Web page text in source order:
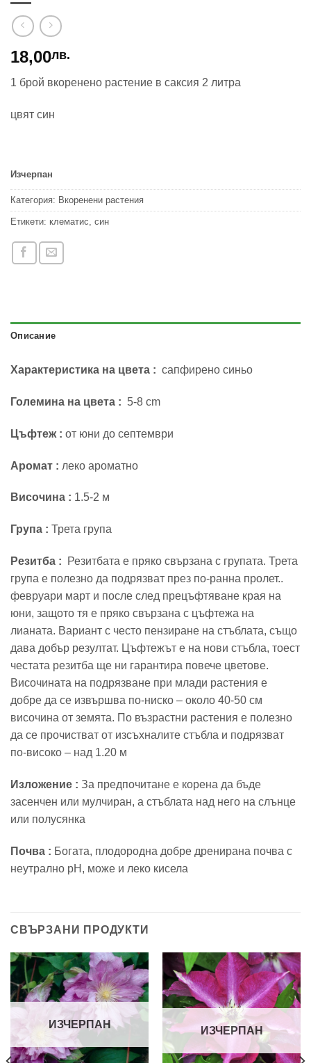
18,00лв.
1 брой вкоренено растение в саксия 2 литра
цвят син
Изчерпан
Категория: Вкоренени растения
Етикети: клематис, син
Описание
Характеристика на цвета : сапфирено синьо
Големина на цвета : 5-8 cm
Цъфтеж : от юни до септември
Aромат : леко ароматно
Височина : 1.5-2 м
Група : Трета група
Резитба :
Резитбата е пряко свързана с групата. Трета
група е полезно да подрязват през по-ранна пролет..
февруари март и после след прецъфтяване края на
юни, защото тя е пряко свързана с цъфтежа на
лианата. Вариант с често пензиране на стъблата, също
дава добър резултат. Цъфтежът е на нови стъбла, тоест
честата резитба ще ни гарантира повече цветове.
Височината на подрязване при млади растения е
добре да се извършва по-ниско – около 40-50 см
височина от земята. По възрастни растения е полезно
да се прочистват от изсъхналите стъбла и подрязват
по-високо – над 1.20 м
Изложение : За предпочитане е корена да бъде
засенчен или мулчиран, а стъблата над него на слънце
или полусянка
Почва : Богата, плодородна добре дренирана почва с
неутрално pH, може и леко кисела
СВЪРЗАНИ ПРОДУКТИ
ИЗЧЕРПАН
ИЗЧЕРПАН